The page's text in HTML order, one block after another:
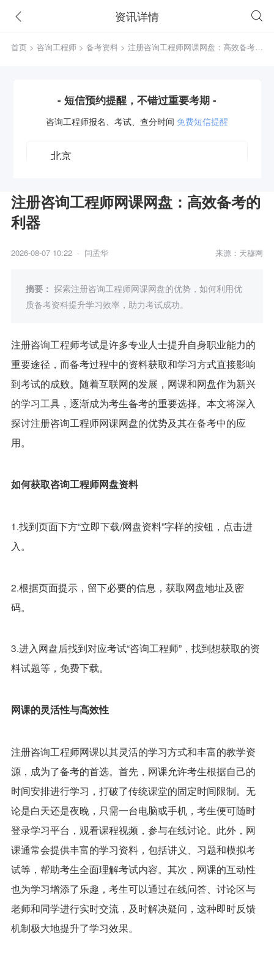
资讯详情
首页 > 咨询工程师 > 备考资料> 注册咨询工程师网课网盘：高效备考的
- 短信预约提醒，不错过重要考期 -
咨询工程师报名、考试、查分时间 免费短信提醒
注册咨询工程师网课网盘：高效备考的
利器
2026-08-07 10:22 · 闫孟华 来源：天穆网
摘要： 探索注册咨询工程师网课网盘的优势，如何利用优
质备考资料提升学习效率，助力考试成功。
注册咨询工程师考试是许多专业人士提升自身职业能力的
重要途径，而备考过程中的资料获取和学习方式直接影响
到考试的成败。随着互联网的发展，网课和网盘作为新兴
的学习工具，逐渐成为考生备考的重要选择。本文将深入
探讨注册咨询工程师网课网盘的优势及其在备考中的应
用。
如何获取咨询工程师网盘资料
1.找到页面下方“立即下载/网盘资料”字样的按钮，点击进
入。
2.根据页面提示，留下必要的信息，获取网盘地址及密
码。
3.进入网盘后找到对应考试“咨询工程师”，找到想获取的资
料试题等，免费下载。
网课的灵活性与高效性
注册咨询工程师网课以其灵活的学习方式和丰富的教学资
源，成为了备考的首选。首先，网课允许考生根据自己的
时间安排进行学习，打破了传统课堂的固定时间限制。无
论是白天还是夜晚，只需一台电脑或手机，考生便可随时
登录学习平台，观看课程视频，参与在线讨论。此外，网
课通常会提供丰富的学习资料，包括讲义、习题和模拟考
试等，帮助考生全面理解考试内容。其次，网课的互动性
也为学习增添了乐趣，考生可以通过在线问答、讨论区与
老师和同学进行实时交流，及时解决疑问，这种即时反馈
机制极大地提升了学习效果。